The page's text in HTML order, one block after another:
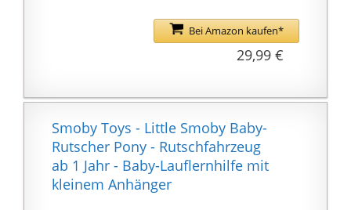
geprüft.135 Grad
Lenkung begrenzt, um
Stürte zu vermeiden.
Zudem ertönt Musik bei
Knopfdruck und der
Scheinwerfer leuchtet.
spielerisch ihren
Gleichgewichtssinn und
die Koordination zu
schulen und erleichtert
somit den Umstieg auf
das Fahrrad.
Bei Amazon kaufen*
29,99 €
Smoby Toys - Little Smoby Baby-
Rutscher Pony - Rutschfahrzeug
ab 1 Jahr - Baby-Lauflernhilfe mit
kleinem Anhänger